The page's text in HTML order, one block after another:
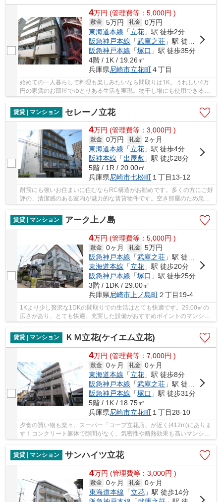
4万円 (管理費等：5,000円 )
敷金 5万円 礼金 0万円
東海道本線 「立花 」駅 徒歩2分
阪急神戸本線 「武庫之荘 」駅 徒歩20分
阪急神戸本線 「塚口 」駅 徒歩35分
4階 / 1K / 19.26㎡
兵庫県尼崎市立花町４丁目
始めての一人暮らしで料理も楽しみたいなら間取りは1K。うれしい4万
円の家賃のお部屋でゆとりある生活を実現。物干し場にも使用できるバ
ルコニーが嬉しいマンションとなっています。ハ...
賃貸 | マンション
セレーノ立花
4万円 (管理費等：3,000円 )
敷金 0万円 礼金 2ヶ月
東海道本線 「立花 」駅 徒歩4分
阪神本線 「出屋敷 」駅 徒歩28分
5階 / 1R / 20.00㎡
兵庫県尼崎市七松町１丁目13-12
耐震にも強いお住まいに住むならRC構造がお勧めです。多くの方にご好
評の、清潔感のある室内が魅力的な賃貸物件です。空き部屋のため急な
賃貸 | マンション
アーク上ノ島
4万円 (管理費等：5,000円 )
敷金 0ヶ月 礼金 5万円
阪急神戸本線 「武庫之荘 」駅 徒歩15分
東海道本線 「立花 」駅 徒歩20分
阪急神戸本線 「塚口 」駅 徒歩25分
3階 / 1DK / 29.00㎡
兵庫県尼崎市上ノ島町２丁目19-4
1Kより少し贅沢な1DKの間取りでの生活はとても快適です。29.00㎡の
広さがあり、とても快適。充実した設備がおすすめポイントのマンショ
賃貸 | マンション
ＫＭ立花(ケイエム立花)
4万円 (管理費等：7,000円 )
敷金 0ヶ月 礼金 0ヶ月
東海道本線 「立花 」駅 徒歩8分
阪急神戸本線 「武庫之荘 」駅 徒歩28分
阪急神戸本線 「塚口 」駅 徒歩31分
5階 / 1K / 18.75㎡
兵庫県尼崎市立花町 １丁目28-10
夕食の買い物も楽々。スーパー「コープ立花店」が近く(412m)にありま
す！コンクリート躯体で隙間がなく、気密性や断熱効果も高いマンショ
賃貸 | マンション
サンハイツ立花
4万円 (管理費等：3,000円 )
敷金 0ヶ月 礼金 0ヶ月
東海道本線 「立花」駅 徒歩14分